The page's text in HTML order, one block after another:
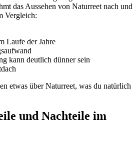
das Aussehen von Naturreet nach und
Vergleich:
Laufe der Jahre
kann deutlich dünner sein
etwas über Naturreet, was du natürlich
und Nachteile im